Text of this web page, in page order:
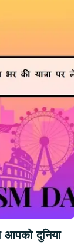
आपको दुनिया